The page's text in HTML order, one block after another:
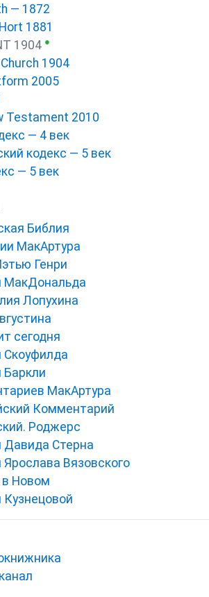
— 1872
1881
1904 ●
1904
2005
Testament 2010
— 4 век
кодекс — 5 век
— 5 век
Библия
МакАртура
Генри
МакДональда
Лопухина
сегодня
МакАртура
Комментарий
Роджерс
Стерна
Вязовского
в Новом